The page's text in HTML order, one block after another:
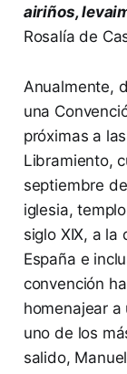
airiños,
Rosalía de
Anualmente,
una
próximas a
Libramiento,
septiembre
iglesia,
siglo XIX, a
España e
convención
homenajear
uno de los
salido,